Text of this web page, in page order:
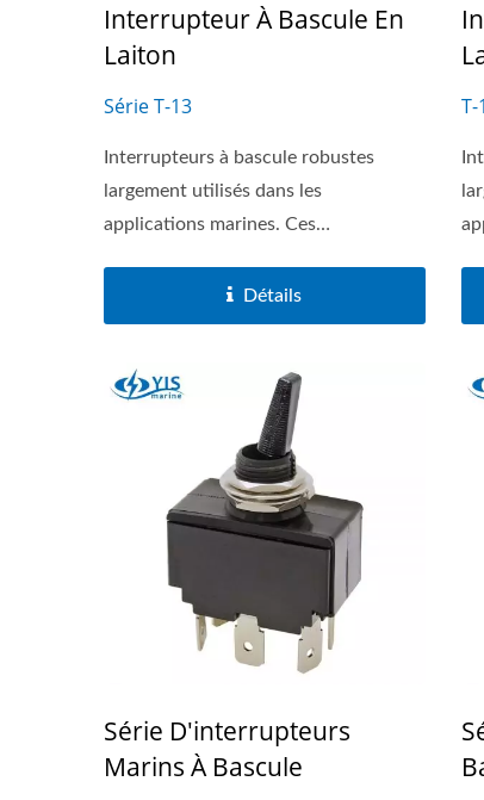
Interrupteur À Bascule En
Laiton
Série T-13
Interrupteurs à bascule robustes
largement utilisés dans les
applications marines. Ces
Détails
T-
Série D'interrupteurs
Marins À Bascule
Série D'interrupteurs
Principaux De Batterie